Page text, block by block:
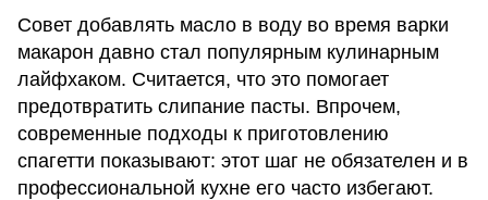
Совет добавлять масло в воду во время варки
макарон давно стал популярным кулинарным
лайфхаком. Считается, что это помогает
предотвратить слипание пасты. Впрочем,
современные подходы к приготовлению
спагетти показывают: этот шаг не обязателен и в
профессиональной кухне его часто избегают.